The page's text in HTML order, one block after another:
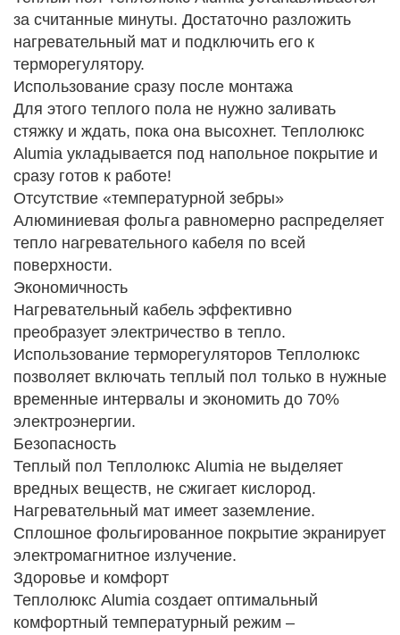
за считанные минуты. Достаточно разложить
нагревательный мат и подключить его к
терморегулятору.
Использование сразу после монтажа
Для этого теплого пола не нужно заливать
стяжку и ждать, пока она высохнет. Теплолюкс
Alumia укладывается под напольное покрытие и
сразу готов к работе!
Отсутствие «температурной зебры»
Алюминиевая фольга равномерно распределяет
тепло нагревательного кабеля по всей
поверхности.
Экономичность
Нагревательный кабель эффективно
преобразует электричество в тепло.
Использование терморегуляторов Теплолюкс
позволяет включать теплый пол только в нужные
временные интервалы и экономить до 70%
электроэнергии.
Безопасность
Теплый пол Теплолюкс Alumia не выделяет
вредных веществ, не сжигает кислород.
Нагревательный мат имеет заземление.
Сплошное фольгированное покрытие экранирует
электромагнитное излучение.
Здоровье и комфорт
Теплолюкс Alumia создает оптимальный
комфортный температурный режим –